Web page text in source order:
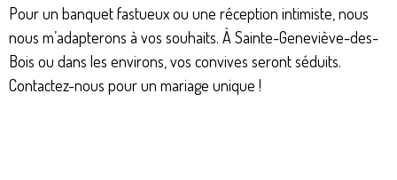
Pour un banquet fastueux ou une réception intimiste, nous
nous m’adapterons à vos souhaits. À Sainte-Geneviève-des-
Bois ou dans les environs, vos convives seront séduits.
Contactez-nous pour un mariage unique !